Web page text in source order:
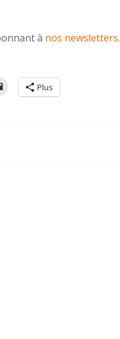
à nos newsletters.
Plus